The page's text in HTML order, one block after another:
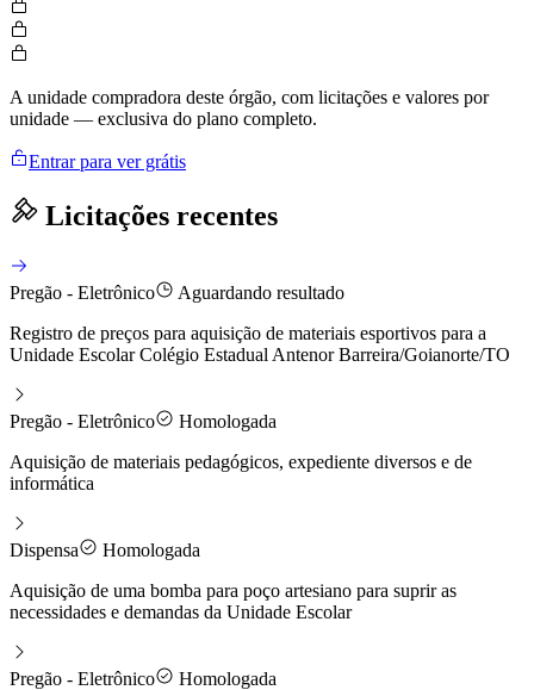
A unidade compradora deste órgão, com licitações e valores por
unidade — exclusiva do plano completo.
Entrar para ver grátis
Licitações recentes
Pregão - Eletrônico
Aguardando resultado
Registro de preços para aquisição de materiais esportivos para a
Unidade Escolar Colégio Estadual Antenor Barreira/Goianorte/TO
Pregão - Eletrônico
Homologada
Aquisição de materiais pedagógicos, expediente diversos e de
informática
Dispensa
Homologada
Aquisição de uma bomba para poço artesiano para suprir as
necessidades e demandas da Unidade Escolar
Pregão - Eletrônico
Homologada